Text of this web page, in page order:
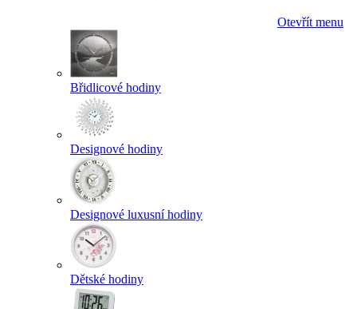
Otevřít menu
Břidlicové hodiny
Designové hodiny
Designové luxusní hodiny
Dětské hodiny